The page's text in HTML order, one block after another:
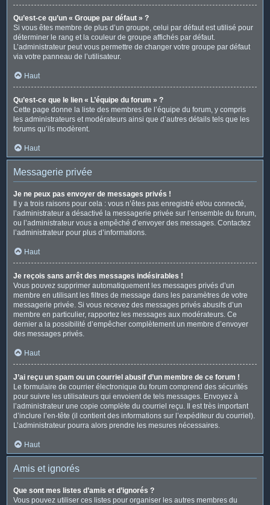
Qu’est-ce qu’un « Groupe par défaut » ?
Si vous êtes membre de plus d’un groupe, celui par défaut est utilisé pour
déterminer le rang et la couleur de groupe affichés par défaut.
L’administrateur peut vous permettre de changer votre groupe par défaut
via votre panneau de l’utilisateur.
Haut
Qu’est-ce que le lien « L’équipe du forum » ?
Cette page donne la liste des membres de l’équipe du forum, y compris
les administrateurs et modérateurs ainsi que d’autres détails tels que les
forums qu’ils modèrent.
Haut
Messagerie privée
Je ne peux pas envoyer de messages privés !
Il y a trois raisons pour cela : vous n’êtes pas enregistré et/ou connecté,
l’administrateur a désactivé la messagerie privée sur l’ensemble du forum,
ou l’administrateur vous a empêché d’envoyer des messages. Contactez
l’administrateur pour plus d’informations.
Haut
Je reçois sans arrêt des messages indésirables !
Vous pouvez supprimer automatiquement les messages privés d’un
membre en utilisant les filtres de message dans les paramètres de votre
messagerie privée. Si vous recevez des messages privés abusifs d’un
membre en particulier, rapportez les messages aux modérateurs. Ce
dernier a la possibilité d’empêcher complètement un membre d’envoyer
des messages privés.
Haut
J’ai reçu un spam ou un courriel abusif d’un membre de ce forum !
Le formulaire de courrier électronique du forum comprend des sécurités
pour suivre les utilisateurs qui envoient de tels messages. Envoyez à
l’administrateur une copie complète du courriel reçu. Il est très important
d’inclure l’en-tête (il contient des informations sur l’expéditeur du courriel).
L’administrateur pourra alors prendre les mesures nécessaires.
Haut
Amis et ignorés
Que sont mes listes d’amis et d’ignorés ?
Vous pouvez utiliser ces listes pour organiser les autres membres du